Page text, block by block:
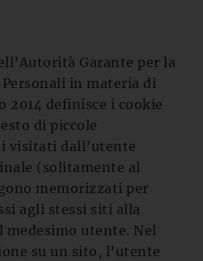
Garante per la
in materia di
2014 definisce i cookie
di piccole
visitati dall’utente
(solitamente al
memorizzati per
agli stessi siti alla
medesimo utente. Nel
su un sito, l’utente